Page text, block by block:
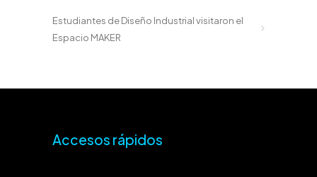
Estudiantes de Diseño Industrial visitaron el
Espacio MAKER
Accesos rápidos